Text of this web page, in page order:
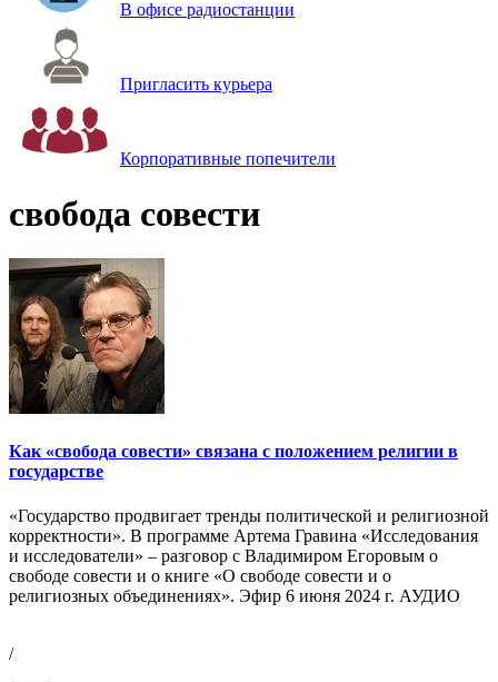
В офисе радиостанции
Пригласить курьера
Корпоративные попечители
свобода совести
Как «свобода совести» связана с положением религии в
государстве
«Государство продвигает тренды политической и религиозной
корректности». В программе Артема Гравина «Исследования
и исследователи» – разговор с Владимиром Егоровым о
свободе совести и о книге «О свободе совести и о
религиозных объединениях». Эфир 6 июня 2024 г. АУДИО
/